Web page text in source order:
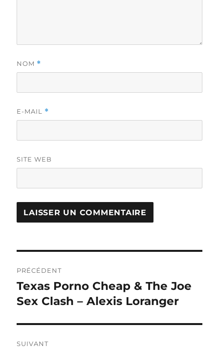
NOM *
E-MAIL *
SITE WEB
de
l’article
PRÉCÉDENT
Publication
précédente :
Texas Porno Cheap & The Joe
Sex Clash – Alexis Loranger
SUIVANT